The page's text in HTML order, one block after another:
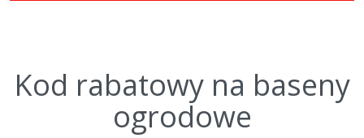
Kod rabatowy na baseny
ogrodowe